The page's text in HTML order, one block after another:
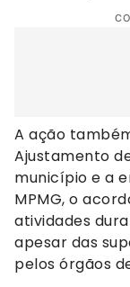
A ação
Ajustamento
município e a
MPMG, o
atividades
apesar das
pelos órgãos